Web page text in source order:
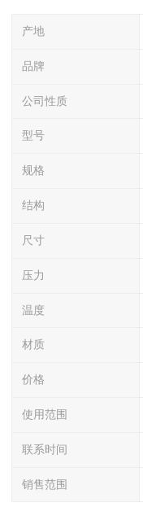
产地
品牌
公司性质
型号
规格
结构
尺寸
压力
温度
材质
价格
使用范围
联系时间
销售范围